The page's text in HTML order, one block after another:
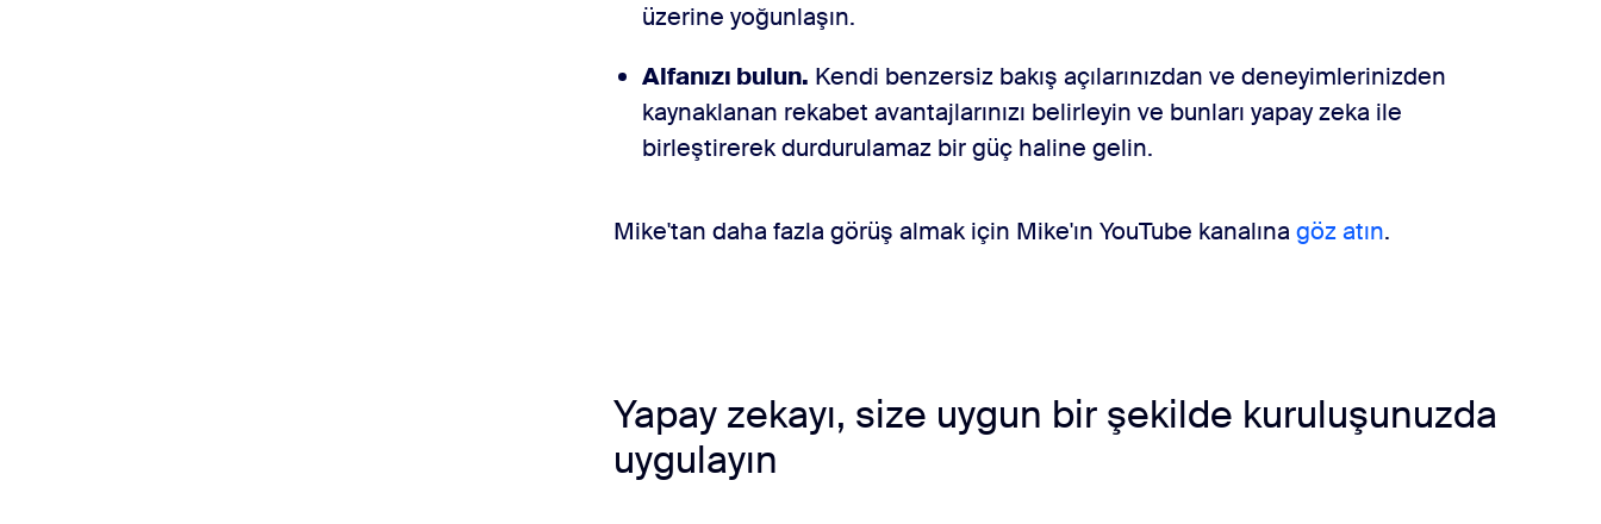
üzerine yoğunlaşın.
Alfanızı bulun. Kendi benzersiz bakış açılarınızdan ve deneyimlerinizden
kaynaklanan rekabet avantajlarınızı belirleyin ve bunları yapay zeka ile
birleştirerek durdurulamaz bir güç haline gelin.
Mike'tan daha fazla görüş almak için Mike'ın YouTube kanalına göz atın.
Yapay zekayı, size uygun bir şekilde kuruluşunuzda
uygulayın